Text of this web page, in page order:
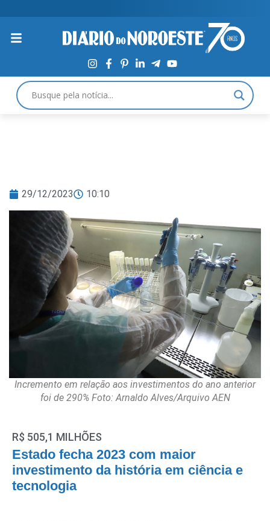
29/12/2023 10:10
Incremento em relação aos investimentos do ano anterior
foi de 290% Foto: Arnaldo Alves/Arquivo AEN
R$ 505,1 MILHÕES
Estado fecha 2023 com maior
investimento da história em ciência e
tecnologia